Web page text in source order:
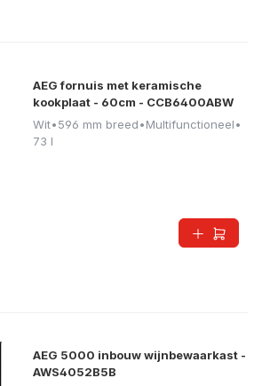
AEG fornuis met keramische
kookplaat - 60cm - CCB6400ABW
Wit•596 mm breed•Multifunctioneel•
73 l
AEG 5000 inbouw wijnbewaarkast -
AWS4052B5B